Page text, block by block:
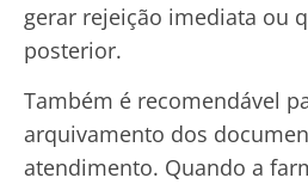
gerar rejeição imediata ou
posterior.
Também é recomendável
arquivamento dos
atendimento. Quando a